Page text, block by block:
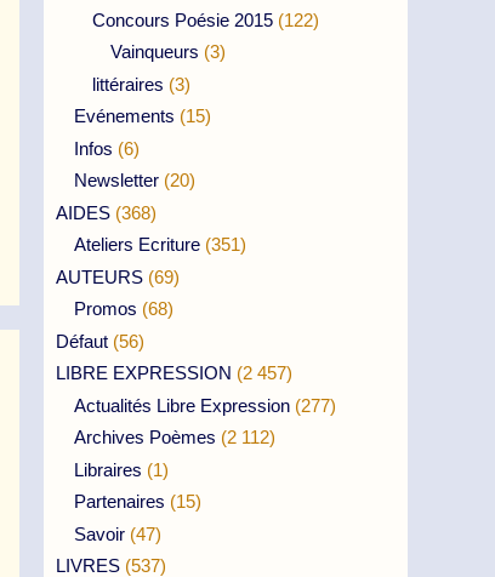
Concours Poésie 2015 (122)
Vainqueurs (3)
littéraires (3)
Evénements (15)
Infos (6)
Newsletter (20)
AIDES (368)
Ateliers Ecriture (351)
AUTEURS (69)
Promos (68)
Défaut (56)
LIBRE EXPRESSION (2 457)
Actualités Libre Expression (277)
Archives Poèmes (2 112)
Libraires (1)
Partenaires (15)
Savoir (47)
LIVRES (537)